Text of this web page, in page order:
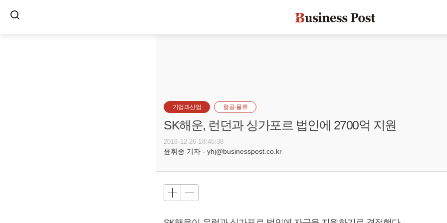
기업과산업 항공·물류
SK해운, 런던과 싱가포르 법인에 2700억 지원
2018-12-26 18:45:38
윤휘종 기자 - yhj@businesspost.co.kr